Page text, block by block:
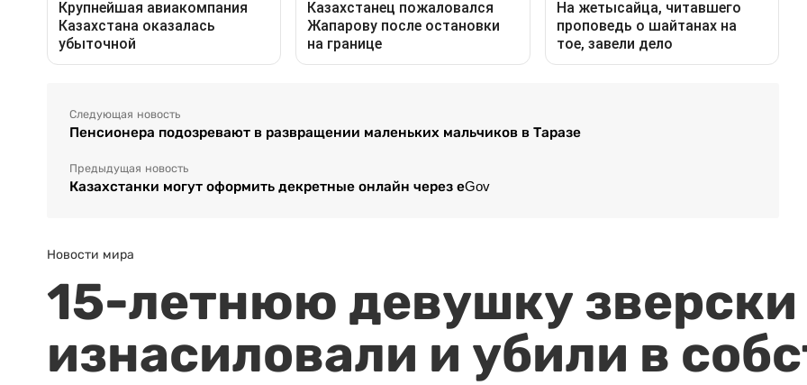
Следующая новость
Пенсионера подозревают в развращении маленьких мальчиков в Таразе
Предыдущая новость
Казахстанки могут оформить декретные онлайн через еGov
Новости мира
15-летнюю девушку зверски
изнасиловали и убили в